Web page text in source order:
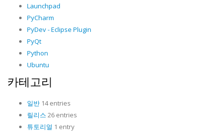
Launchpad
PyCharm
PyDev - Eclipse Plugin
PyQt
Python
Ubuntu
카테고리
일반 14 entries
릴리스 26 entries
튜토리얼 1 entry